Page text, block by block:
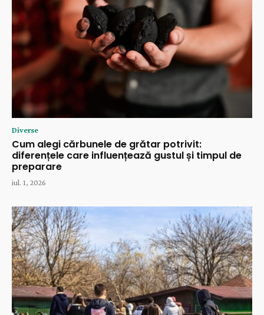
Diverse
Cum alegi cărbunele de grătar potrivit:
diferențele care influențează gustul și timpul de
preparare
iul. 1, 2026